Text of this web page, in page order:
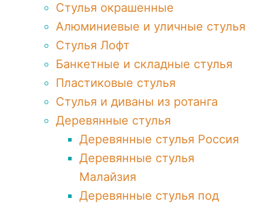
Стулья окрашенные
Алюминиевые и уличные стулья
Стулья Лофт
Банкетные и складные стулья
Пластиковые стулья
Стулья и диваны из ротанга
Деревянные стулья
Деревянные стулья Россия
Деревянные стулья
Малайзия
Деревянные стулья под